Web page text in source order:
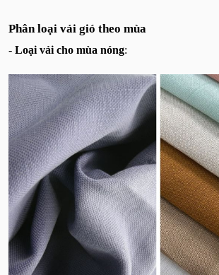
Phân loại vải gió theo mùa
- Loại vải cho mùa nóng: